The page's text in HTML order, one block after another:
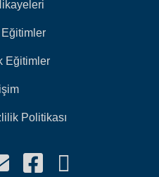
Eğitimler
Politikası